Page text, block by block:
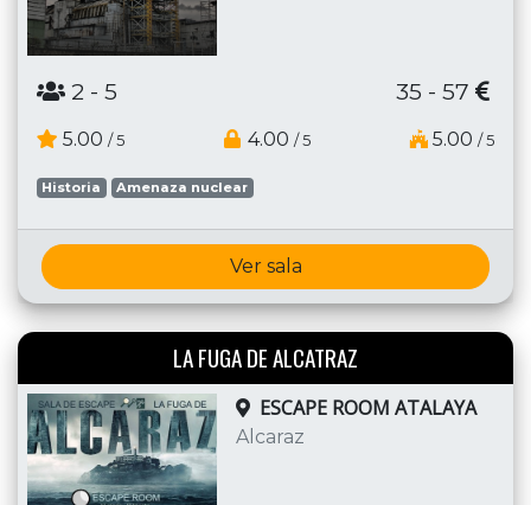
2 - 5 35 - 57
5.00 / 5 4.00 / 5 5.00 / 5
Historia Amenaza nuclear
Ver sala
LA FUGA DE ALCATRAZ
ESCAPE ROOM ATALAYA
Alcaraz